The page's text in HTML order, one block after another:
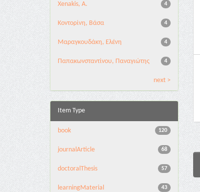
4
Xenakis, A.
4
Κοντορίνη, Βάσα
4
Μαραγκουδάκη, Ελένη
4
Παπακωνσταντίνου, Παναγιώτης
next >
Item Type
120
book
68
journalArticle
57
doctoralThesis
43
learningMaterial